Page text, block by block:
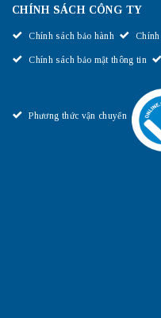
CHÍNH SÁCH CÔNG TY
Chính sách bảo hành
Chính sách bảo mật thông tin
Phương thức vận chuyển